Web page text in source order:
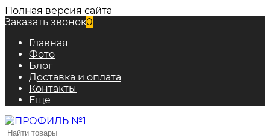
Полная версия сайта
Заказать звонок0
Главная
Фото
Блог
Доставка и оплата
Контакты
Еще